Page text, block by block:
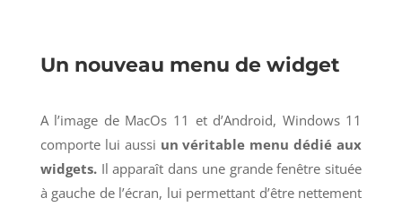
Un nouveau menu de widget
A l’image de MacOs 11 et d’Android, Windows 11
comporte lui aussi un véritable menu dédié aux
widgets. Il apparaît dans une grande fenêtre située
à gauche de l’écran, lui permettant d’être nettement